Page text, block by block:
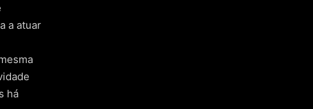
a atuar
há